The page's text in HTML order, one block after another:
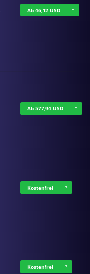
Ab 46,12 USD
Ab 577,94 USD
Kostenfrei
Kostenfrei